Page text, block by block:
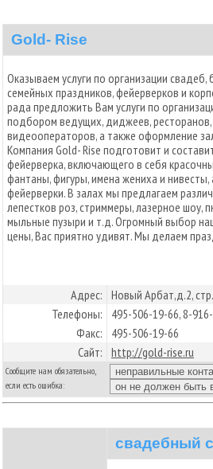
Gold- Rise
Оказываем услуги по организации
семейных праздников, фейерверков и
рада предложить Вам услуги по
подбором ведущих, диджеев,
видеооператоров, а также оформление
Компания Gold- Rise подготовит и
фейерверка, включающего в себя
фантаны, фигуры, имена жениха и
фейерверки. В залах мы предлагаем
лепестков роз, стриммеры, лазерное шоу,
мыльные пузыри и т.д. Огромный выбор
цены, Вас приятно удивят. Мы делаем
Адрес: Новый Арбат,д.2,
Телефоны:
495-506-19-66, 8-
Факс:
495-506-19-66
Сайт: http://gold-rise.ru
Сообщите нам обязательно,
если есть ошибка:
свадебный